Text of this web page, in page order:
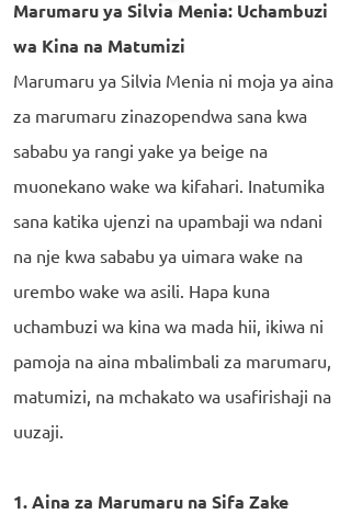
Marumaru ya Silvia Menia: Uchambuzi
wa Kina na Matumizi
Marumaru ya Silvia Menia ni moja ya aina
za marumaru zinazopendwa sana kwa
sababu ya rangi yake ya beige na
muonekano wake wa kifahari. Inatumika
sana katika ujenzi na upambaji wa ndani
na nje kwa sababu ya uimara wake na
urembo wake wa asili. Hapa kuna
uchambuzi wa kina wa mada hii, ikiwa ni
pamoja na aina mbalimbali za marumaru,
matumizi, na mchakato wa usafirishaji na
uuzaji.
1. Aina za Marumaru na Sifa Zake